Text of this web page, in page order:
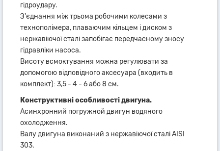
гідроудару.
З'єднання між трьома робочими колесами з
технополімера, плаваючим кільцем і диском з
нержавіючої сталі запобігає передчасному зносу
гідравліки насоса.
Висоту всмоктування можна регулювати за
допомогою відповідного аксесуара (входить в
комплект): 3,5 - 4 - 6 або 8 см.
Конструктивні особливості двигуна.
Асинхронний погружной двигун водяного
охолодження.
Валу двигуна виконаний з нержавіючої сталі AISI
303.